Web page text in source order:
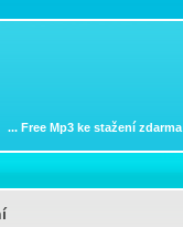
... Free Mp3 ke stažení zdarma